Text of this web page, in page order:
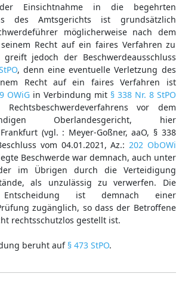
Einsichtnahme in die begehrten
des Amtsgerichts ist grundsätzlich
möglicherweise nach dem
Recht auf ein faires Verfahren zu
jedoch der Beschwerdeausschluss
, denn eine eventuelle Verletzung des
Recht auf ein faires Verfahren ist
OWiG in Verbindung mit § 338 Nr. 8 StPO
Rechtsbeschwerdeverfahrens vor dem
Oberlandesgericht, hier
(vgl. : Meyer-Goßner, aaO, § 338
vom 04.01.2021, Az.: 202 ObOWi
Beschwerde war demnach, auch unter
im Übrigen durch die Verteidigung
als unzulässig zu verwerfen. Die
Entscheidung ist demnach einer
zugänglich, so dass der Betroffene
rechtsschutzlos gestellt ist.
beruht auf § 473 StPO.